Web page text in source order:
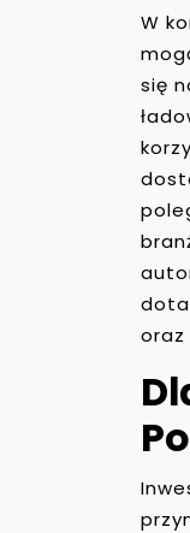
W
się
oraz